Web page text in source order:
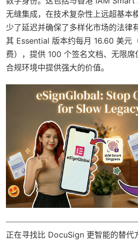
无缝集成，在技术复杂性上远超基本
少了延迟并确保了多样化市场的法律
其 Essential 版本约每月 16.60 美元
费），提供 100 个签名文档、无限
合规环境中提供强大的价值。
正在寻找比 DocuSign 更智能的替代